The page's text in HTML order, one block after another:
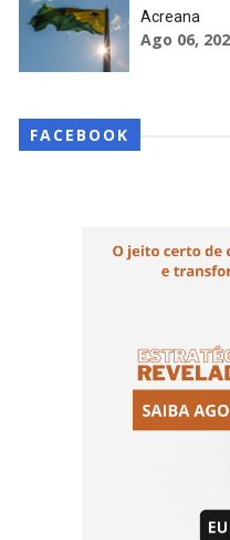
Acreana
Ago 06,
FACEBOOK